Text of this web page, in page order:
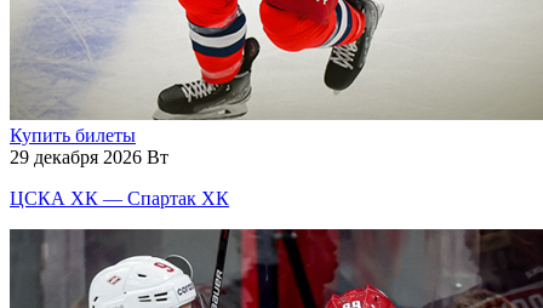
Купить билеты
29 декабря 2026 Вт
ЦСКА ХК — Спартак ХК